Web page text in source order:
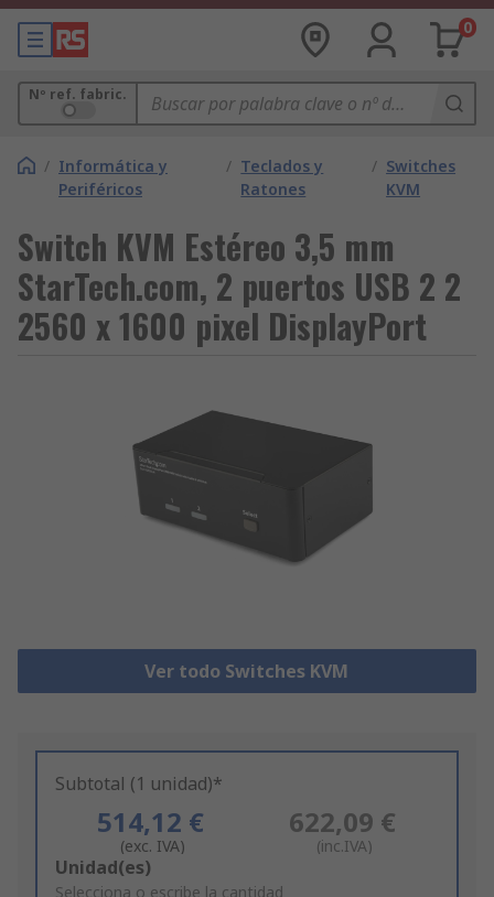
0
Nº ref. fabric.
/ Informática y
Periféricos
/ Teclados y
Ratones
/ Switches
KVM
Switch KVM Estéreo 3,5 mm
StarTech.com, 2 puertos USB 2 2
2560 x 1600 pixel DisplayPort
Ver todo Switches KVM
Subtotal (1 unidad)*
514,12 €
(exc. IVA)
622,09 €
(inc.IVA)
Add
Unidad(es)
Selecciona o escribe la cantidad